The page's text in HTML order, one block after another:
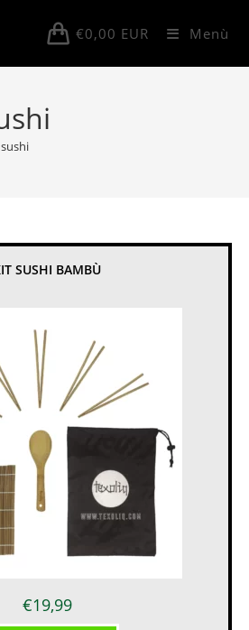
€0,00 EUR Menù
SUSHI BAMBÙ
€19,99